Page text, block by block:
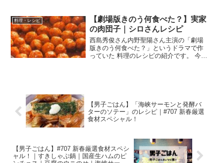
ホタテ貝柱（刺身用） ８個（１２０g）
もちきび ...
料理・レシピ
【劇場版きのう何食べた？】実家
の肉団子｜シロさんレシピ
西島秀俊さん内野聖陽さん主演の「劇場
版きのう何食べた？」というドラマで作
っていた 料理のレシピの紹介です。 今回
【男子ごはん】「海峡サーモンと発酵バ
ターのソテー」のレシピ｜#707 新春厳選
食材スペシャル！
【男子ごはん】#707 新春厳選食材スペシ
ャル！｜すきしゃぶ鍋｜国産生ハムのピ